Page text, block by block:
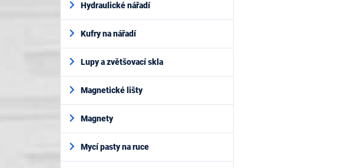
Hydraulické nářadí
Kufry na nářadí
Lupy a zvětšovací skla
Magnetické lišty
Magnety
Mycí pasty na ruce